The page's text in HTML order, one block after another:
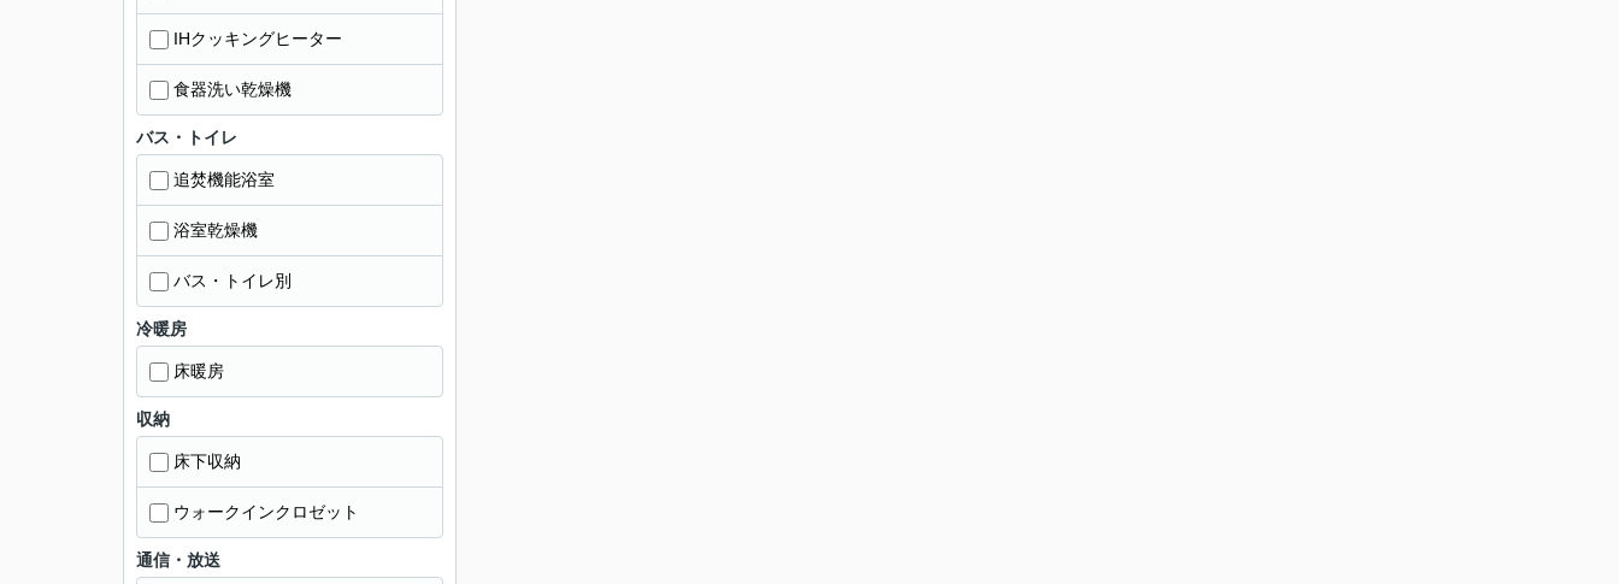
IHクッキングヒーター
食器洗い乾燥機
バス・トイレ
追焚機能浴室
浴室乾燥機
バス・トイレ別
冷暖房
床暖房
収納
床下収納
ウォークインクロゼット
通信・放送